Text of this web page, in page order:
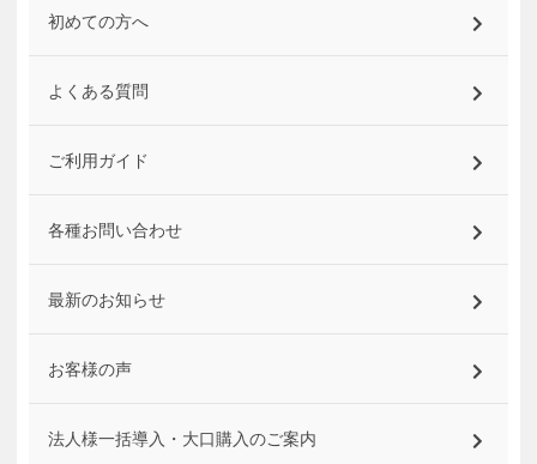
初めての方へ
よくある質問
ご利用ガイド
各種お問い合わせ
最新のお知らせ
お客様の声
法人様一括導入・大口購入のご案内